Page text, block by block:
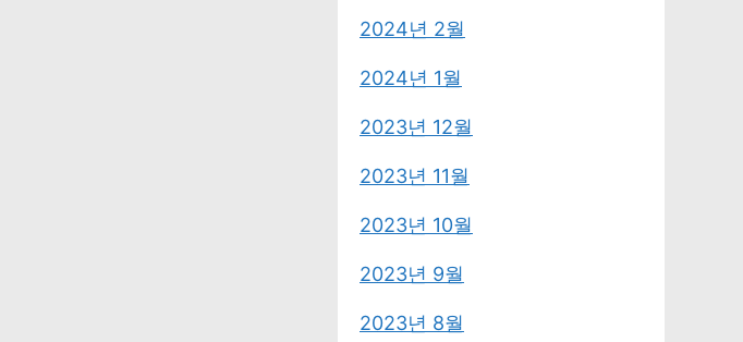
2024년 2월
2024년 1월
2023년 12월
2023년 11월
2023년 10월
2023년 9월
2023년 8월